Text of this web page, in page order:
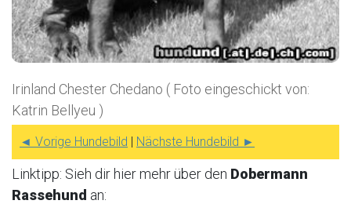
Irinland Chester Chedano ( Foto eingeschickt von:
Katrin Bellyeu )
◄ Vorige Hundebild | Nächste Hundebild ►
Linktipp: Sieh dir hier mehr über den Dobermann
Rassehund an: